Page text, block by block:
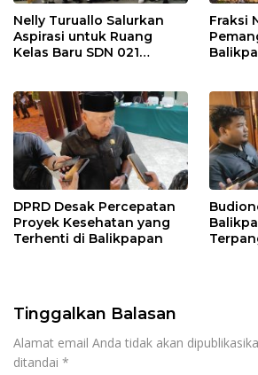
Nelly Turuallo Salurkan
Aspirasi untuk Ruang
Kelas Baru SDN 021
Fraksi
DPRD Desak Percepatan
Proyek Kesehatan yang
Terhenti di Balikpapan
Tinggalkan Balasan
Alamat email Anda tidak akan
ditandai *